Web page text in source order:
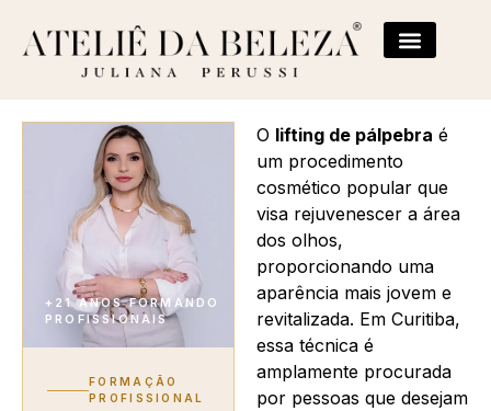
+21 ANOS FORMANDO
PROFISSIONAIS
FORMAÇÃO
PROFISSIONAL
O lifting de pálpebra é
um procedimento
cosmético popular que
visa rejuvenescer a área
dos olhos,
proporcionando uma
aparência mais jovem e
revitalizada. Em Curitiba,
essa técnica é
amplamente procurada
por pessoas que desejam